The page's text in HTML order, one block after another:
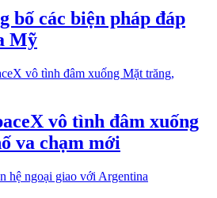
bố các biện pháp đáp
Mỹ
vô tình đâm xuống
va chạm mới